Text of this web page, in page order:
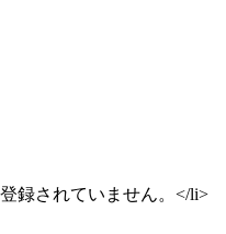
録されていません。</li>